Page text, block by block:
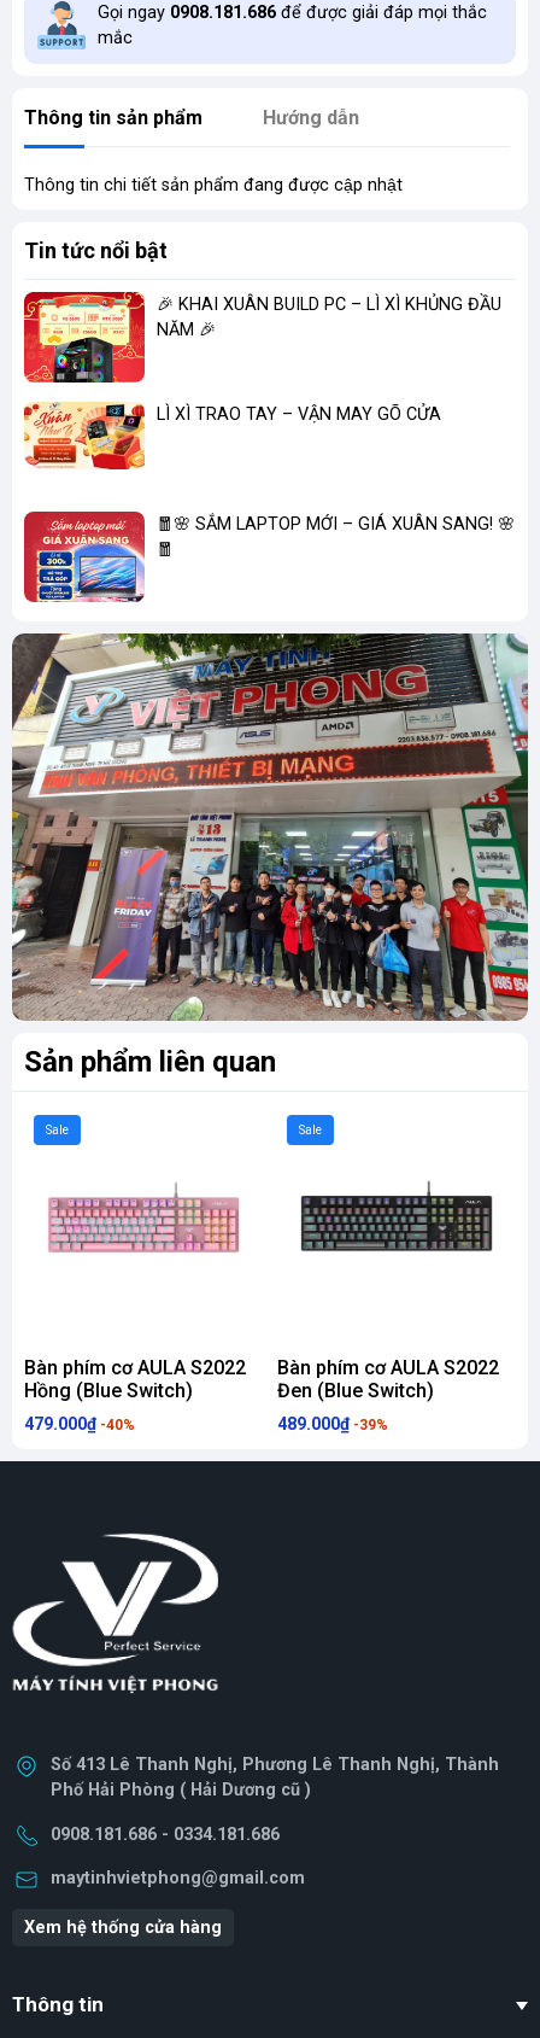
Gọi ngay 0908.181.686 để được giải đáp mọi thắc
mắc
Thông tin sản phẩm Hướng dẫn
Thông tin chi tiết sản phẩm đang được cập nhật
Tin tức nổi bật
🎉 KHAI XUÂN BUILD PC – LÌ XÌ KHỦNG ĐẦU
NĂM 🎉
LÌ XÌ TRAO TAY – VẬN MAY GÕ CỬA
🧧🌸 SẮM LAPTOP MỚI – GIÁ XUÂN SANG! 🌸
🧧
Sản phẩm liên quan
Sale
Bàn phím cơ AULA S2022
Hồng (Blue Switch)
479.000₫ -40%
Sale
Bàn phím cơ AULA S2022
Đen (Blue Switch)
489.000₫ -39%
Số 413 Lê Thanh Nghị, Phương Lê Thanh Nghị, Thành
Phố Hải Phòng ( Hải Dương cũ )
0908.181.686 - 0334.181.686
maytinhvietphong@gmail.com
Xem hệ thống cửa hàng
Thông tin